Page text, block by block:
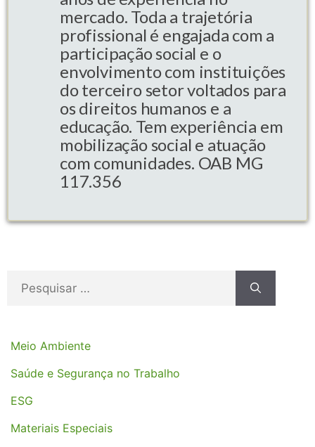
mercado. Toda a trajetória
profissional é engajada com a
participação social e o
envolvimento com instituições
do terceiro setor voltados para
os direitos humanos e a
educação. Tem experiência em
mobilização social e atuação
com comunidades. OAB MG
117.356
Meio Ambiente
Saúde e Segurança no Trabalho
ESG
Materiais Especiais